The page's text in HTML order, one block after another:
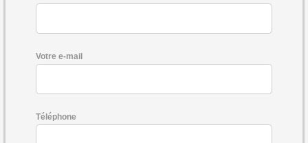
Votre e-mail
Téléphone